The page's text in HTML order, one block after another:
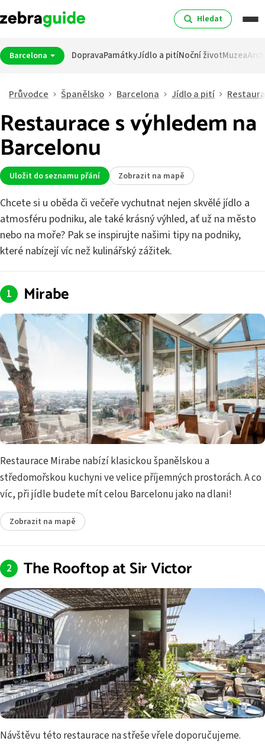
Hledat
Barcelona DopravaPamátkyJídlo a pitíNoční životMuzea
Průvodce Španělsko Barcelona Jídlo a pití
Restaurace s výhledem na
Barcelonu
Uložit do seznamu přání Zobrazit na mapě
Chcete si u oběda či večeře vychutnat nejen skvělé jídlo a
atmosféru podniku, ale také krásný výhled, ať už na město
nebo na moře? Pak se inspirujte našimi tipy na podniky,
které nabízejí víc než kulinářský zážitek.
Mirabe
Restaurace Mirabe nabízí klasickou španělskou a
středomořskou kuchyni ve velice příjemných prostorách. A co
víc, při jídle budete mít celou Barcelonu jako na dlani!
Zobrazit na mapě
The Rooftop at Sir Victor
Návštěvu této restaurace na střeše vřele doporučujeme.